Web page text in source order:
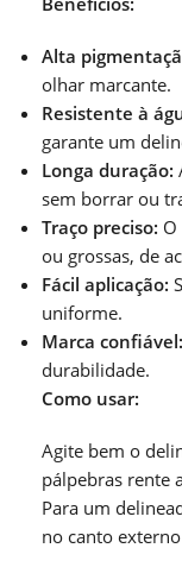
Alta
olhar marcante.
Resistente à
garante um
Longa duração:
sem borrar ou
Traço preciso:
ou grossas, de
Fácil aplicação:
uniforme.
Marca confiável:
durabilidade.
Como usar:
Agite bem o
pálpebras rente
Para um
no canto